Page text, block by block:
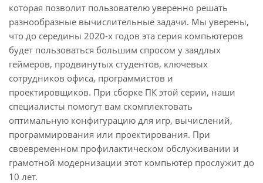
которая позволит пользователю уверенно решать
разнообразные вычислительные задачи. Мы уверены,
что до середины 2020-х годов эта серия компьютеров
будет пользоваться большим спросом у заядлых
геймеров, продвинутых студентов, ключевых
сотрудников офиса, программистов и
проектировщиков. При сборке ПК этой серии, наши
специалисты помогут вам скомплектовать
оптимальную конфигурацию для игр, вычислений,
программирования или проектирования. При
своевременном профилактическом обслуживании и
грамотной модернизации этот компьютер прослужит до
10 лет.